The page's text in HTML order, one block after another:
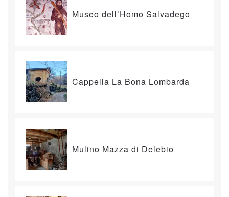
Museo dell’Homo Salvadego
Cappella La Bona Lombarda
Mulino Mazza di Delebio